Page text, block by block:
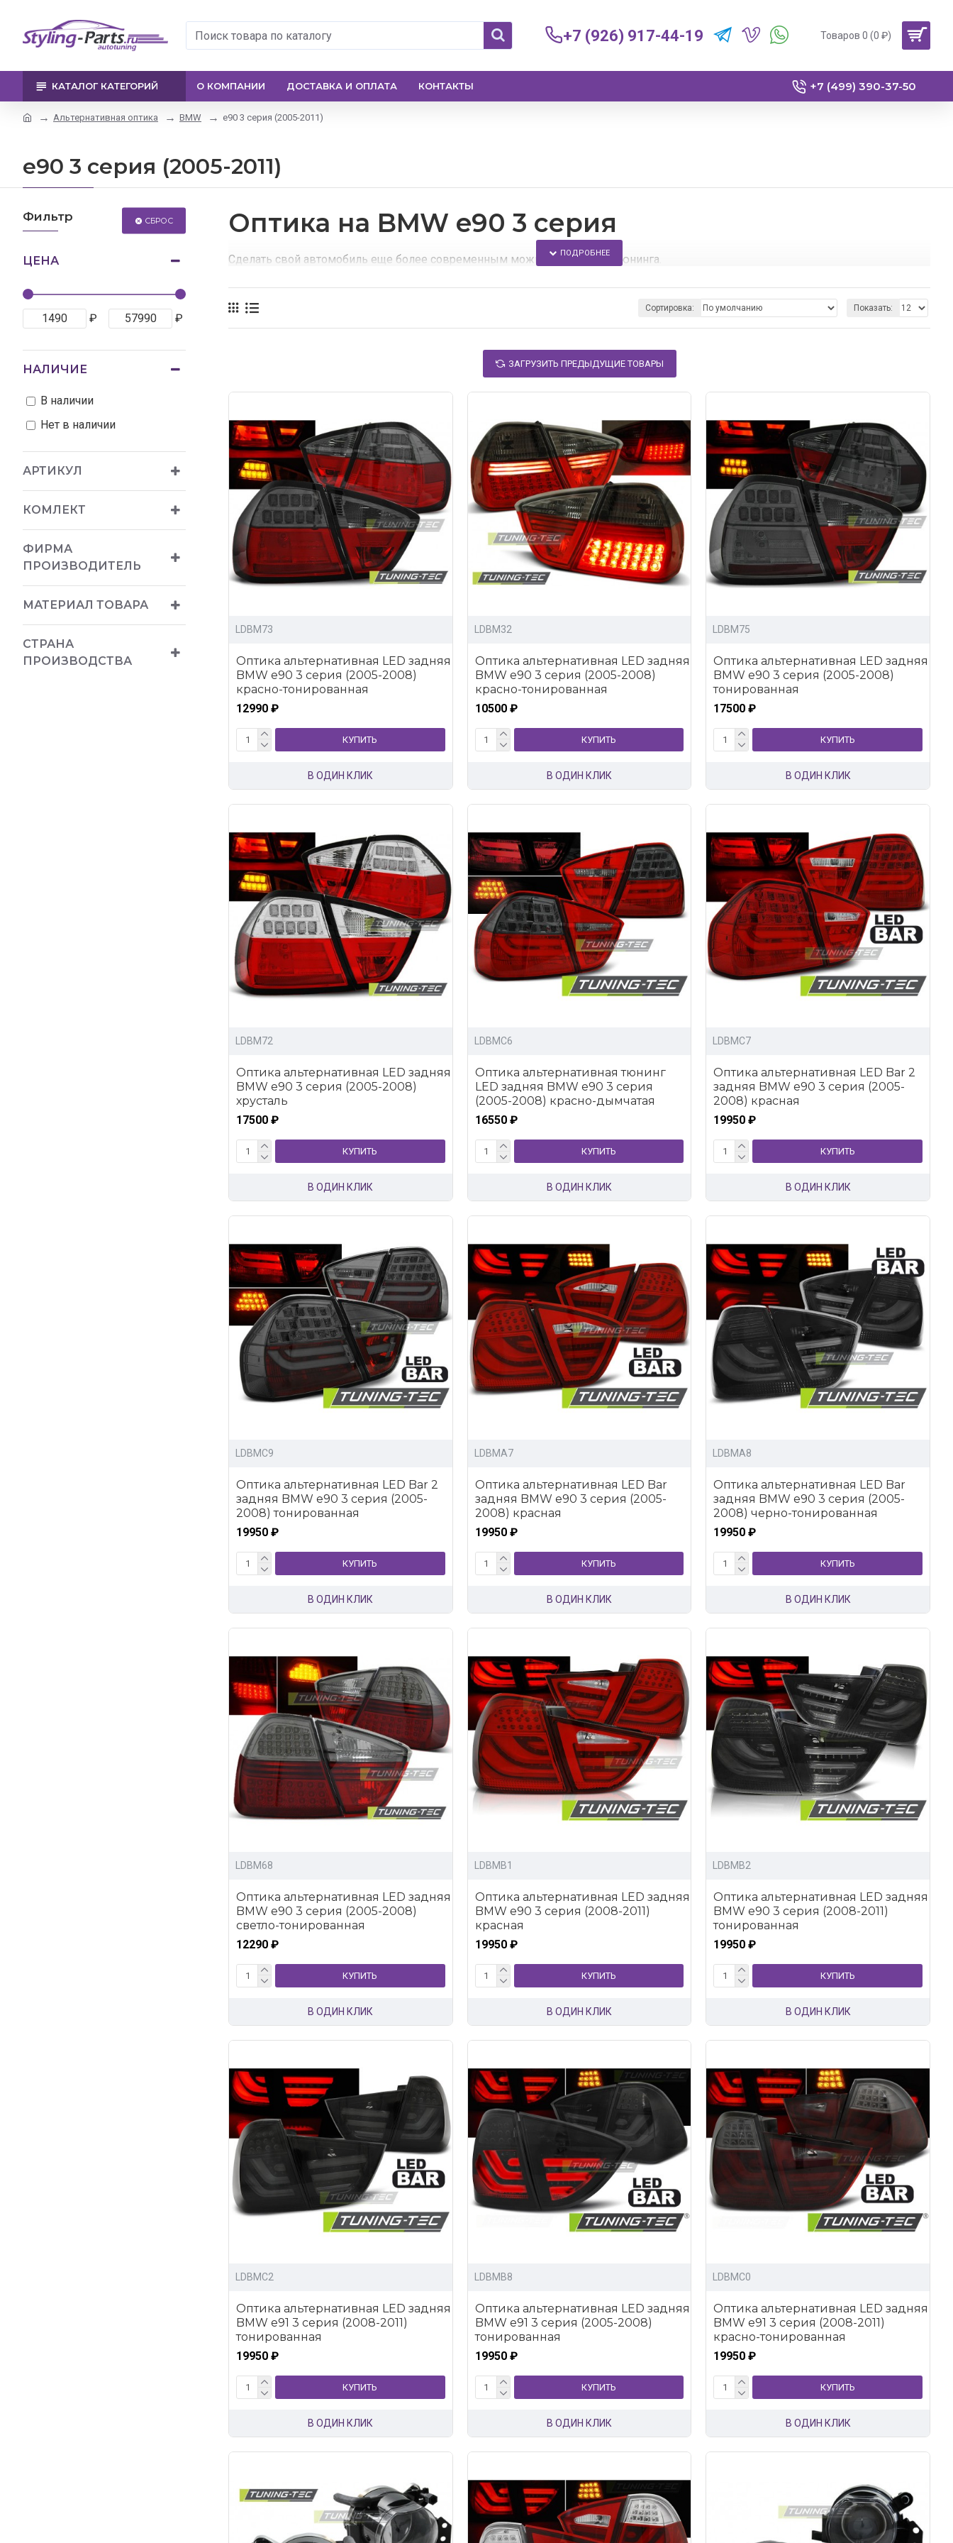
+7 (926) 917-44-19 Товаров 0 (0 ₽)
КАТАЛОГ КАТЕГОРИЙ О КОМПАНИИ ДОСТАВКА И ОПЛАТА КОНТАКТЫ +7 (499) 390-37-50
Альтернативная оптика BMW e90 3 серия (2005-2011)
e90 3 серия (2005-2011)
Фильтр СБРОС
ЦЕНА
₽ ₽
АРТИКУЛ
КОМЛЕКТ
ФИРМА
ПРОИЗВОДИТЕЛЬ
МАТЕРИАЛ ТОВАРА
СТРАНА
ПРОИЗВОДСТВА
НАЛИЧИЕ
В наличии
Нет в наличии
Оптика на BMW e90 3 серия
Сделать свой автомобиль еще более современным можно с помощью тюнинга.
В нашем интернет-магазине Вы сможете поменять стандартную автомобильную оптику для своей БМВ 3 серии e90 на
альтернативную оптику.
Для Вас всегда доступны:
широкий ассортимент оптики и аксессуаров для тюнинга;
доставка по России.
Купить альтернативную оптику для BMW e90 3 серия можно написав нам, либо отправив заявку прямо на сайтес помощью
личного кабинета.
Сортировка: Показать:
ЗАГРУЗИТЬ ПРЕДЫДУЩИЕ ТОВАРЫ
LDBM73
Оптика альтернативная LED задняя
BMW e90 3 серия (2005-2008)
красно-тонированная
12990 ₽
КУПИТЬ
В ОДИН КЛИК
LDBM32
Оптика альтернативная LED задняя
BMW e90 3 серия (2005-2008)
красно-тонированная
10500 ₽
КУПИТЬ
В ОДИН КЛИК
LDBM75
Оптика альтернативная LED задняя
BMW e90 3 серия (2005-2008)
тонированная
17500 ₽
КУПИТЬ
В ОДИН КЛИК
LDBM72
Оптика альтернативная LED задняя
BMW e90 3 серия (2005-2008)
хрусталь
17500 ₽
КУПИТЬ
В ОДИН КЛИК
LDBMC6
Оптика альтернативная тюнинг
LED задняя BMW e90 3 серия
(2005-2008) красно-дымчатая
16550 ₽
КУПИТЬ
В ОДИН КЛИК
LDBMC7
Оптика альтернативная LED Bar 2
задняя BMW e90 3 серия (2005-
2008) красная
19950 ₽
КУПИТЬ
В ОДИН КЛИК
LDBMC9
Оптика альтернативная LED Bar 2
задняя BMW e90 3 серия (2005-
2008) тонированная
19950 ₽
КУПИТЬ
В ОДИН КЛИК
LDBMA7
Оптика альтернативная LED Bar
задняя BMW e90 3 серия (2005-
2008) красная
19950 ₽
КУПИТЬ
В ОДИН КЛИК
LDBMA8
Оптика альтернативная LED Bar
задняя BMW e90 3 серия (2005-
2008) черно-тонированная
19950 ₽
КУПИТЬ
В ОДИН КЛИК
LDBM68
Оптика альтернативная LED задняя
BMW e90 3 серия (2005-2008)
светло-тонированная
12290 ₽
КУПИТЬ
В ОДИН КЛИК
LDBMB1
Оптика альтернативная LED задняя
BMW e90 3 серия (2008-2011)
красная
19950 ₽
КУПИТЬ
В ОДИН КЛИК
LDBMB2
Оптика альтернативная LED задняя
BMW e90 3 серия (2008-2011)
тонированная
19950 ₽
КУПИТЬ
В ОДИН КЛИК
LDBMC2
Оптика альтернативная LED задняя
BMW e91 3 серия (2008-2011)
тонированная
19950 ₽
КУПИТЬ
В ОДИН КЛИК
LDBMB8
Оптика альтернативная LED задняя
BMW e91 3 серия (2005-2008)
тонированная
19950 ₽
КУПИТЬ
В ОДИН КЛИК
LDBMC0
Оптика альтернативная LED задняя
BMW e91 3 серия (2008-2011)
красно-тонированная
19950 ₽
КУПИТЬ
В ОДИН КЛИК